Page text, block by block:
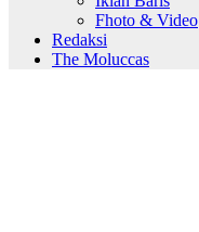
Fhoto & Video
Redaksi
The Moluccas